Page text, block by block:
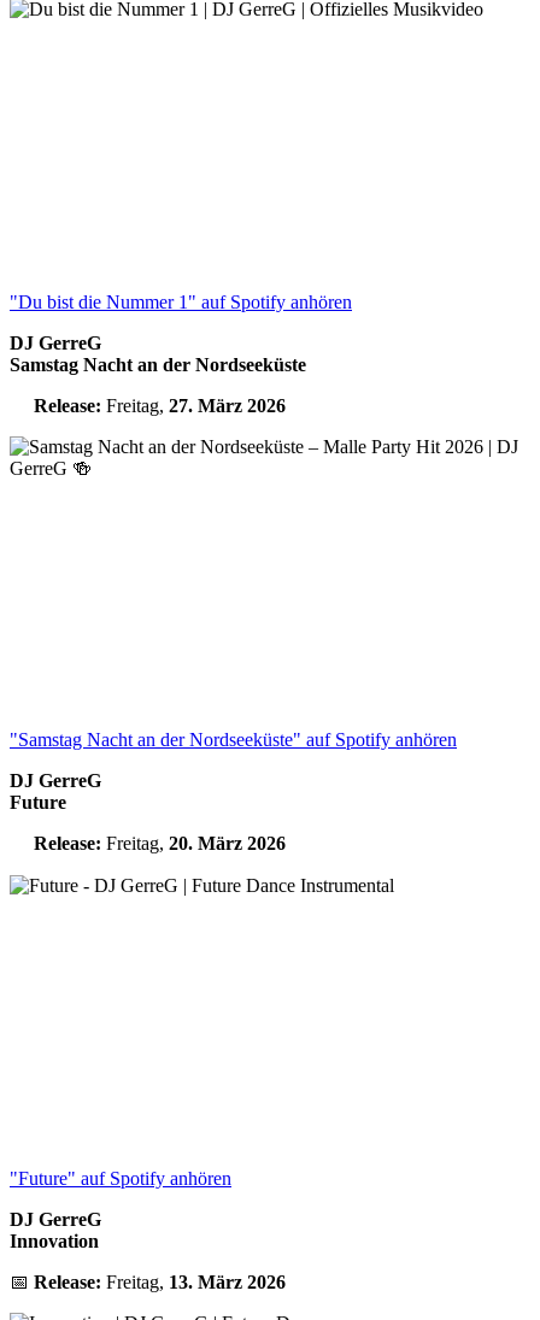
"Du bist die Nummer 1" auf Spotify anhören
DJ GerreG
Samstag Nacht an der Nordseeküste
Release: Freitag, 27. März 2026
"Samstag Nacht an der Nordseeküste" auf Spotify anhören
DJ GerreG
Future
Release: Freitag, 20. März 2026
"Future" auf Spotify anhören
DJ GerreG
Innovation
📅 Release: Freitag, 13. März 2026